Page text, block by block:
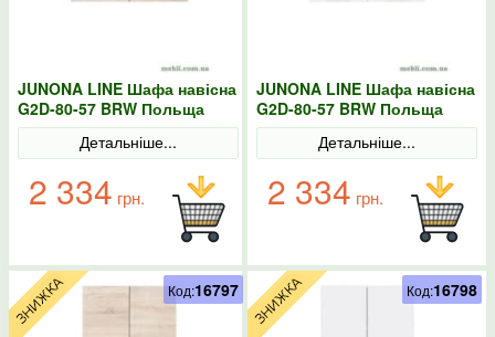
JUNONA LINE Шафа навісна
G2D-80-57 BRW Польща
Сонома
Детальніше...
2 334 грн.
JUNONA LINE Шафа навісна
G2D-80-57 BRW Польща
колір-білий
Детальніше...
2 334 грн.
Код:16797 Код:16798